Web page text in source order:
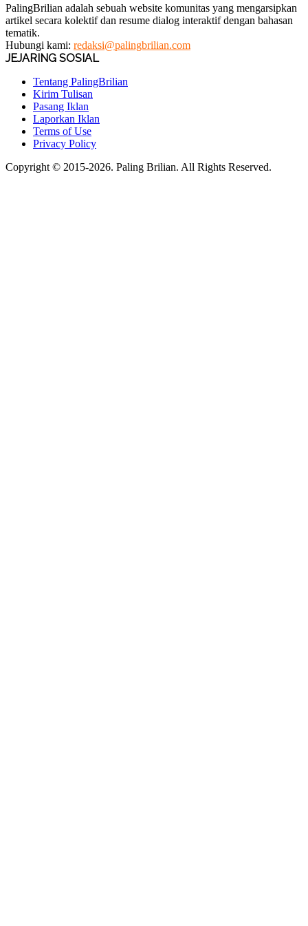
PalingBrilian adalah sebuah website komunitas yang mengarsipkan
artikel secara kolektif dan resume dialog interaktif dengan bahasan
tematik.
Hubungi kami: redaksi@palingbrilian.com
JEJARING SOSIAL
Tentang PalingBrilian
Kirim Tulisan
Pasang Iklan
Laporkan Iklan
Terms of Use
Privacy Policy
Copyright © 2015-2026. Paling Brilian. All Rights Reserved.